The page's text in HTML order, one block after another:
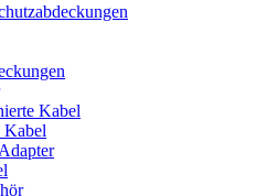
Kabel
Kabel